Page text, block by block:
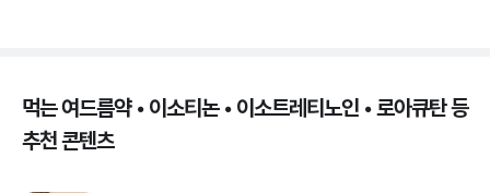
먹는 여드름약 • 이소티논 • 이소트레티노인 • 로아큐탄 등
추천 콘텐츠